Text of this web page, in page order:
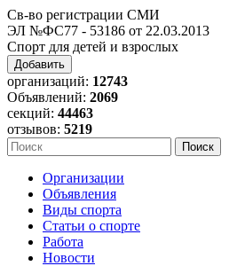
Св-во регистрации СМИ
ЭЛ №ФС77 - 53186 от 22.03.2013
Спорт для детей и взрослых
Добавить
организаций: 12743
Объявлений: 2069
секций: 44463
отзывов: 5219
Организации
Объявления
Виды спорта
Статьи о спорте
Работа
Новости